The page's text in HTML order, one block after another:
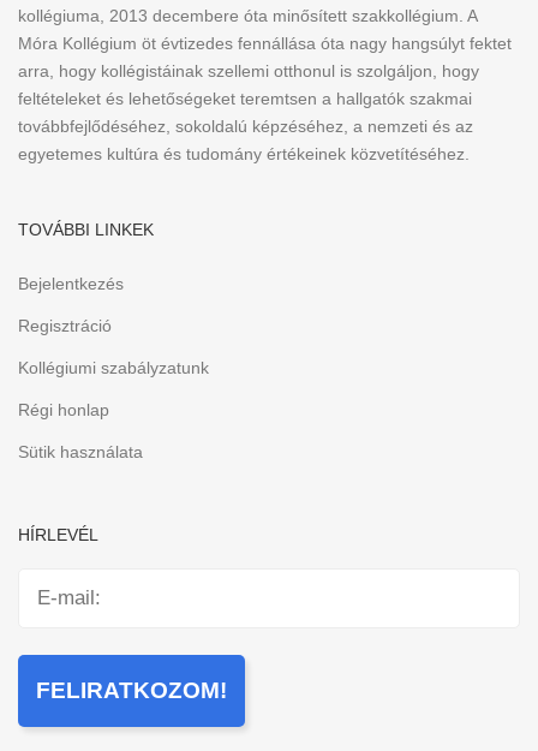
kollégiuma, 2013 decembere óta minősített szakkollégium. A
Móra Kollégium öt évtizedes fennállása óta nagy hangsúlyt fektet
arra, hogy kollégistáinak szellemi otthonul is szolgáljon, hogy
feltételeket és lehetőségeket teremtsen a hallgatók szakmai
továbbfejlődéséhez, sokoldalú képzéséhez, a nemzeti és az
egyetemes kultúra és tudomány értékeinek közvetítéséhez.
TOVÁBBI LINKEK
Bejelentkezés
Regisztráció
Kollégiumi szabályzatunk
Régi honlap
Sütik használata
HÍRLEVÉL